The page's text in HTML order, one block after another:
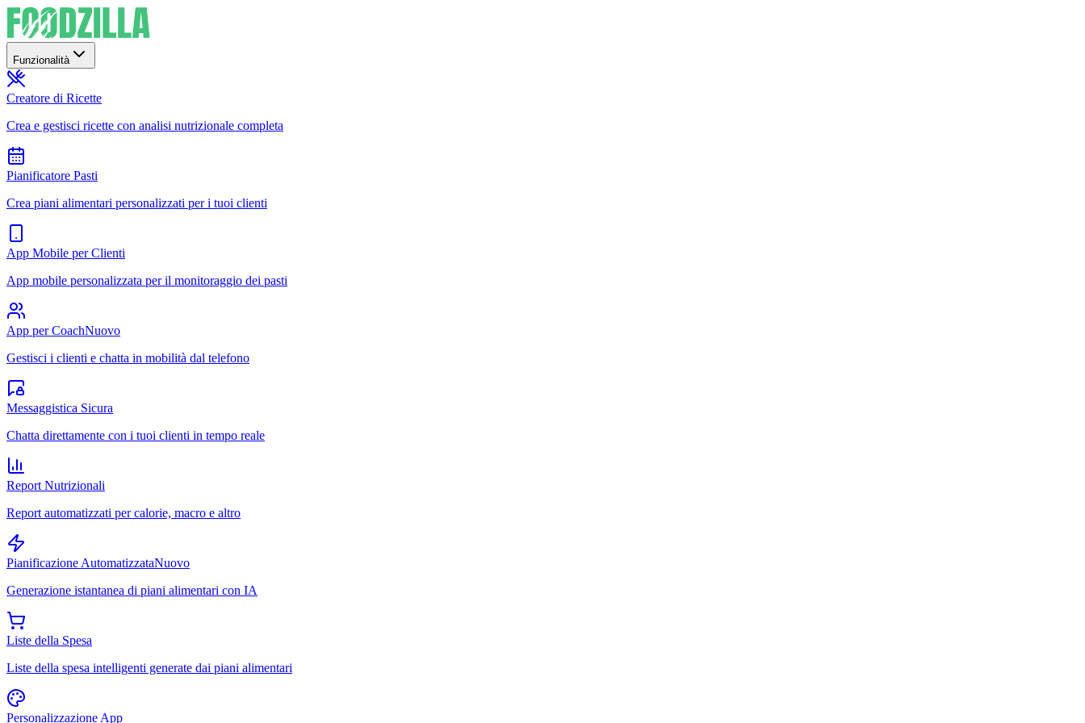
Funzionalità
Creatore di Ricette
Crea e gestisci ricette con analisi nutrizionale completa
Pianificatore Pasti
Crea piani alimentari personalizzati per i tuoi clienti
App Mobile per Clienti
App mobile personalizzata per il monitoraggio dei pasti
App per CoachNuovo
Gestisci i clienti e chatta in mobilità dal telefono
Messaggistica Sicura
Chatta direttamente con i tuoi clienti in tempo reale
Report Nutrizionali
Report automatizzati per calorie, macro e altro
Pianificazione AutomatizzataNuovo
Generazione istantanea di piani alimentari con IA
Liste della Spesa
Liste della spesa intelligenti generate dai piani alimentari
Personalizzazione App